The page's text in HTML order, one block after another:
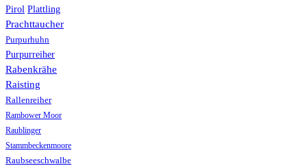
Pirol Plattling
Prachttaucher
Purpurhuhn
Purpurreiher
Rabenkrähe
Raisting
Rallenreiher
Rambower Moor
Raublinger
Stammbeckenmoore
Raubseeschwalbe